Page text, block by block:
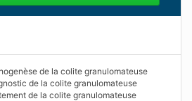
de la colite granulomateuse
de la colite granulomateuse
de la colite granulomateuse